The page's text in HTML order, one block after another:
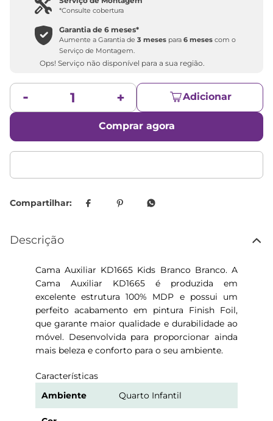
*Consulte cobertura
Garantia de6 meses*
Aumente a Garantia de3 meses para6 meses com o
Serviço de Montagem.
Ops! Serviço não disponível para a sua região.
Adicionar
Comprar agora
Descrição
Cama Auxiliar KD1665 Kids Branco Branco. A
Cama Auxiliar KD1665 é produzida em
excelente estrutura 100% MDP e possui um
perfeito acabamento em pintura Finish Foil,
que garante maior qualidade e durabilidade ao
móvel. Desenvolvida para proporcionar ainda
mais beleza e conforto para o seu ambiente.
Características
Ambiente
Quarto Infantil